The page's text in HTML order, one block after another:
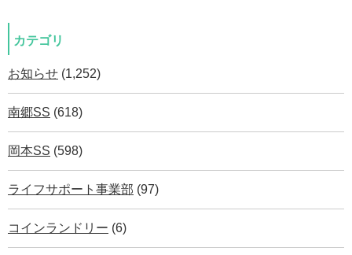
カテゴリ
お知らせ (1,252)
南郷SS (618)
岡本SS (598)
ライフサポート事業部 (97)
コインランドリー (6)